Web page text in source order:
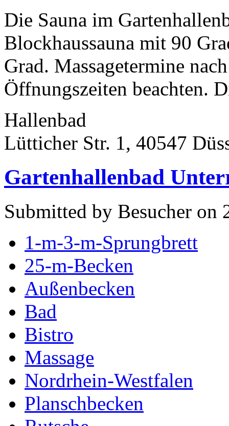
Die Sauna im
Blockhaussauna mit 90
Grad. Massagetermine
Öffnungszeiten beachten.
Hallenbad
Lütticher Str. 1, 40547
Gartenhallenbad
Submitted by Besucher on
1-m-3-m-Sprungbrett
25-m-Becken
Außenbecken
Bad
Bistro
Massage
Nordrhein-Westfalen
Planschbecken